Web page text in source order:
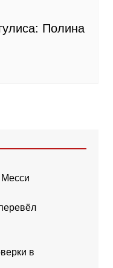
Полина
в